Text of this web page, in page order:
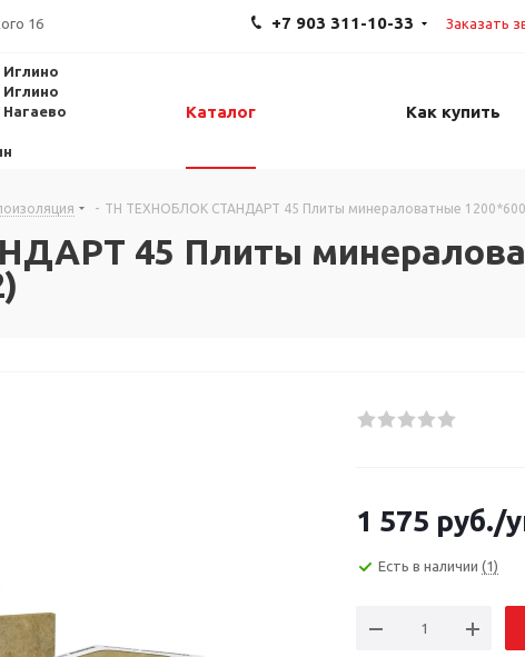
16 +7 903 311-10-33 Заказать
Иглино
Нагаево
Каталог Как купить
- ТН ТЕХНОБЛОК СТАНДАРТ 45 Плиты минераловатные
45 Плиты
1 575 руб./
Есть в наличии (1)